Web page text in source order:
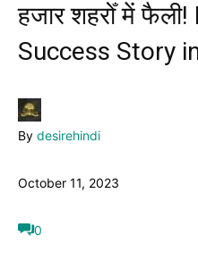
हजार शहरोँ में
Success Story
By desirehindi
October 11, 2023
0